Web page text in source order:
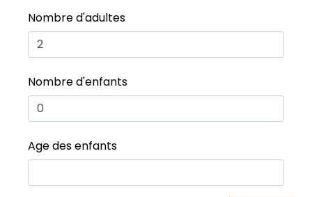
Nombre d'adultes
Nombre d'enfants
Age des enfants